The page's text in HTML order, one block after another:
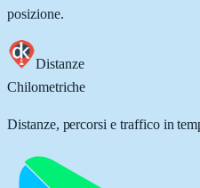
posizione.
Distanze
Chilometriche
Distanze, percorsi e traffico in